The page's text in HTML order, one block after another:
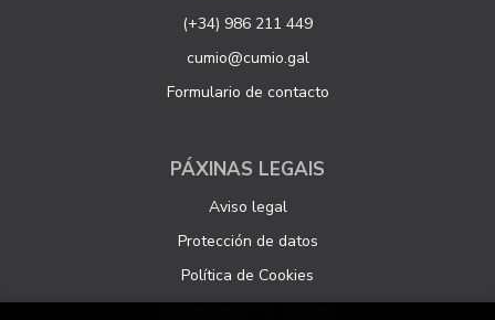
(+34) 986 211 449
cumio@cumio.gal
Formulario de contacto
PÁXINAS LEGAIS
Aviso legal
Protección de datos
Política de Cookies
Configuración de Cookies